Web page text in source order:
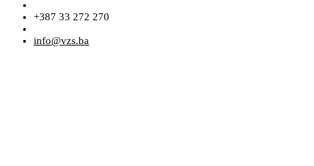
+387 33 272 270
info@vzs.ba